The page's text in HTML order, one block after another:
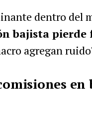
dentro del
bajista pierde
agregan
en